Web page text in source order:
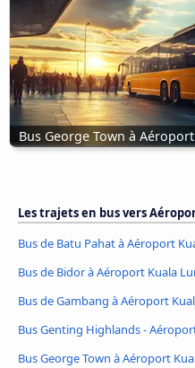
Bus George Town à
Les trajets en bus vers
Bus de Batu Pahat à Aéroport
Bus de Bidor à Aéroport Kuala
Bus de Gambang à Aéroport
Bus Genting Highlands -
Bus George Town à Aéroport